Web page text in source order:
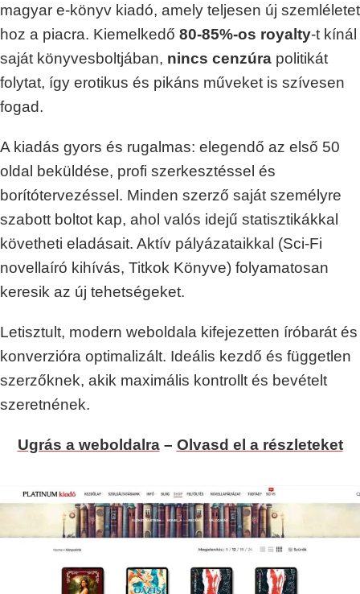
magyar e-könyv kiadó, amely teljesen új szemléletet
hoz a piacra. Kiemelkedő 80-85%-os royalty-t kínál
saját könyvesboltjában, nincs cenzúra politikát
folytat, így erotikus és pikáns műveket is szívesen
fogad.
A kiadás gyors és rugalmas: elegendő az első 50
oldal beküldése, profi szerkesztéssel és
borítótervezéssel. Minden szerző saját személyre
szabott boltot kap, ahol valós idejű statisztikákkal
követheti eladásait. Aktív pályázataikkal (Sci-Fi
novellaíró kihívás, Titkok Könyve) folyamatosan
keresik az új tehetségeket.
Letisztult, modern weboldala kifejezetten íróbarát és
konverzióra optimalizált. Ideális kezdő és független
szerzőknek, akik maximális kontrollt és bevételt
szeretnének.
Ugrás a weboldalra– Olvasd el a részleteket